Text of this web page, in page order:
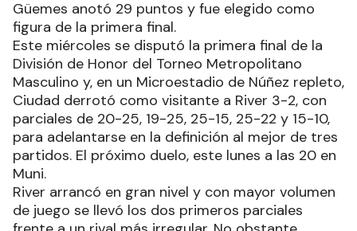
Güemes anotó 29 puntos y fue elegido como
figura de la primera final.
Este miércoles se disputó la primera final de la
División de Honor del Torneo Metropolitano
Masculino y, en un Microestadio de Núñez repleto,
Ciudad derrotó como visitante a River 3-2, con
parciales de 20-25, 19-25, 25-15, 25-22 y 15-10,
para adelantarse en la definición al mejor de tres
partidos. El próximo duelo, este lunes a las 20 en
Muni.
River arrancó en gran nivel y con mayor volumen
de juego se llevó los dos primeros parciales